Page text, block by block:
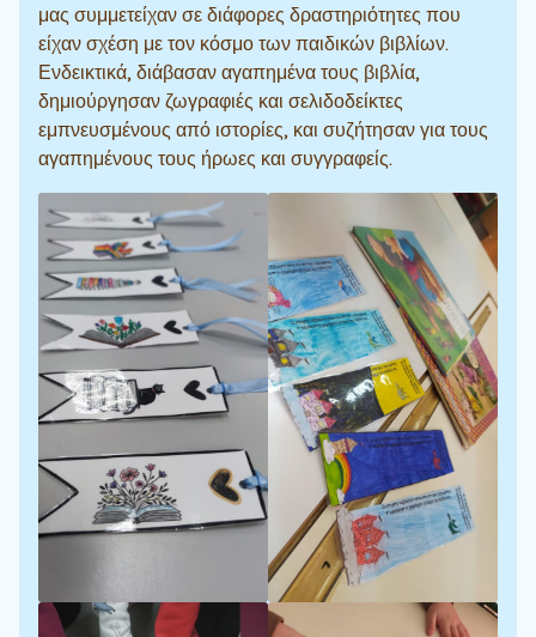
μας συμμετείχαν σε διάφορες δραστηριότητες που
είχαν σχέση με τον κόσμο των παιδικών βιβλίων.
Ενδεικτικά, διάβασαν αγαπημένα τους βιβλία,
δημιούργησαν ζωγραφιές και σελιδοδείκτες
εμπνευσμένους από ιστορίες, και συζήτησαν για τους
αγαπημένους τους ήρωες και συγγραφείς.